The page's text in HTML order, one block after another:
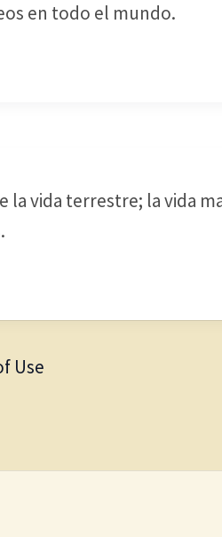
en todo el mundo.
la vida terrestre; la vida
Use